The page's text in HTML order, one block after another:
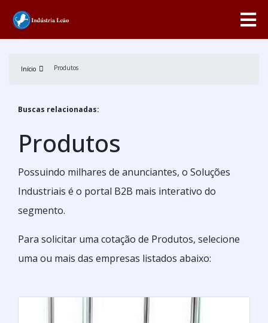
Início Produtos
Buscas relacionadas:
Produtos
Possuindo milhares de anunciantes, o Soluções
Industriais é o portal B2B mais interativo do
segmento.
Para solicitar uma cotação de Produtos, selecione
uma ou mais das empresas listados abaixo: